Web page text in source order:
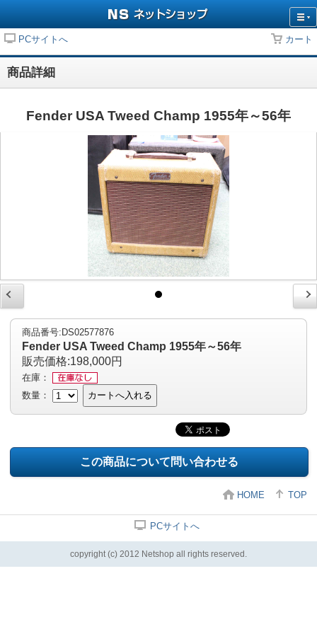
PCサイトへ カート
商品詳細
Fender USA Tweed Champ 1955年～56年
商品番号:DS02577876
Fender USA Tweed Champ 1955年～56年
販売価格:198,000円
在庫：
数量：
カートへ入れる
この商品について問い合わせる
HOME TOP
PCサイトへ
copyright (c) 2012 Netshop all rights reserved.